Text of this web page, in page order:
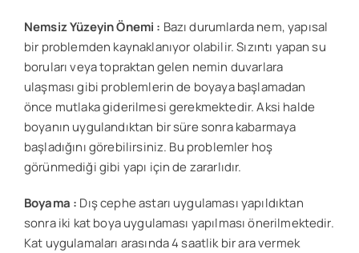
Nemsiz Yüzeyin Önemi : Bazı durumlarda nem, yapısal
bir problemden kaynaklanıyor olabilir. Sızıntı yapan su
boruları veya topraktan gelen nemin duvarlara
ulaşması gibi problemlerin de boyaya başlamadan
önce mutlaka giderilmesi gerekmektedir. Aksi halde
boyanın uygulandıktan bir süre sonra kabarmaya
başladığını görebilirsiniz. Bu problemler hoş
görünmediği gibi yapı için de zararlıdır.
Boyama : Dış cephe astarı uygulaması yapıldıktan
sonra iki kat boya uygulaması yapılması önerilmektedir.
Kat uygulamaları arasında 4 saatlik bir ara vermek